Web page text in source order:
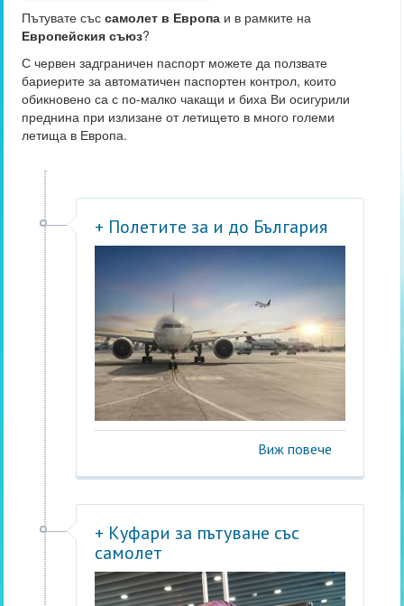
Пътувате съссамолет в Европа и в рамките на
Европейския съюз?
С червен задграничен паспорт можете да ползвате
бариерите за автоматичен паспортен контрол, които
обикновено са с по-малко чакащи и биха Ви осигурили
преднина при излизане от летището в много големи
летища в Европа.
+ Полетите за и до България
Виж повече
+ Куфари за пътуване със
самолет